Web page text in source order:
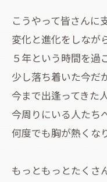
こうやって皆さんに
変化と進化をしなが
５年という時間を過
少し落ち着いた今だ
今まで出逢ってきた
今周りにいる人たち
何度でも胸が熱くな
もっともっとたくさ